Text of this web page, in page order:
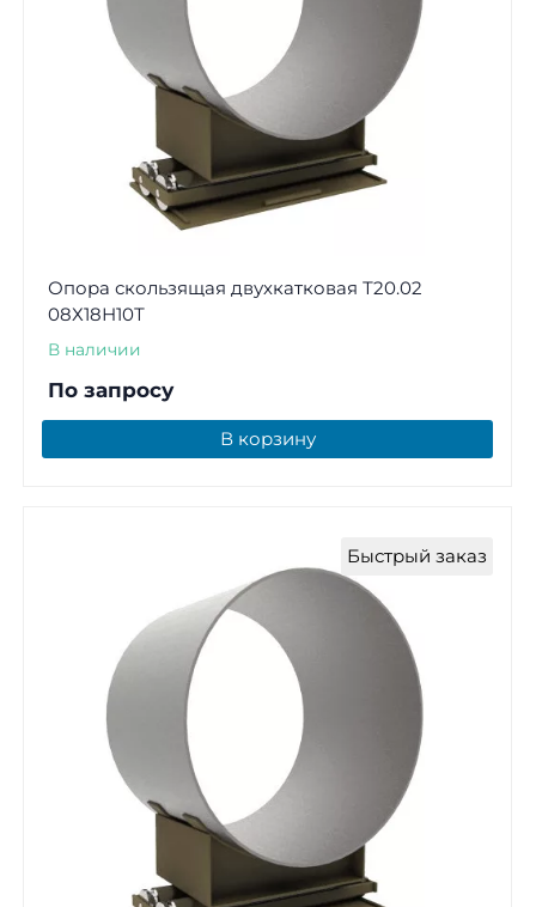
Опора скользящая двухкатковая Т20.02
08Х18Н10Т
В наличии
По запросу
В корзину
Быстрый заказ